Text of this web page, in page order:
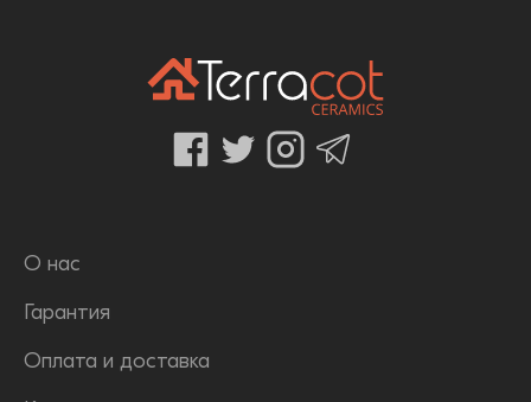
О нас
Гарантия
Оплата и доставка